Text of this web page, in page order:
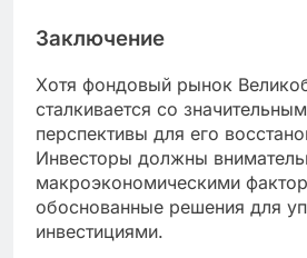
Заключение
Хотя фондовый рынок
сталкивается со
перспективы для его
Инвесторы должны
макроэкономическими
обоснованные решения для
инвестициями.